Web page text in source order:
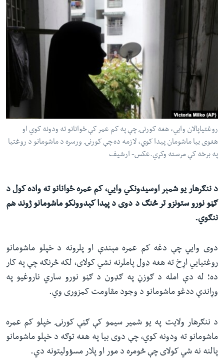
عمومي
لارښود
ته
ته
لاړ
شئ
د بیان ازادي
روغتیا
سرمقاله
له مونږ سره په تماس کې پاتې شئ
ژبې
روغتیاپالان وايي، هغه کورنۍ چې په کم عمر کې ځوانانو ته ودونه کوي او
هغوی بیا ماشومان پیدا کوي، لازمه ده چې کورنۍ ورسره د ماشومانو د روغتیا
په برخه کې مرسته وکړي.عکس- ارشیف​
د ننګرهار یو شمېر اوسیدونکي وایي،کم عمره ځوانانو ته واده کول د
ګڼو نورو ستونزو تر څنګ د دوی د پیدا کېدوونکو ماشومانو ژوند هم
ننګوي.
دوی وايي چې دغه کم عمره مېندې او پلرونه د خپلو ماشومانو
روغتیایي اړخ ته هغه ډول پاملرنه نشي کولای، لکه څرنګه چې په کار
ده؛ له دې امله د ګوزڼ په ګډون د ګڼو نورو ساري ناروغیو په
وړاندې ددغو ماشومانو د وجود مقاومت کمزوری وي.
د ننګرهار ولایت په یو شمیر سیمو کې ګڼې کورنۍ خپلو کم عمره
ماشومانو ته ودونه کوي، چې دوی بیا په هغه توګه د خپلو ماشومانو
پالنه نه شي کولای چې څومره د مور او پلار مسؤولیتونه دي.